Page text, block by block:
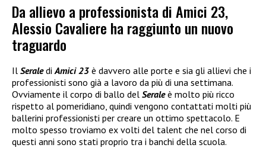
Da allievo a professionista di Amici 23,
Alessio Cavaliere ha raggiunto un nuovo
traguardo
Il SeralediAmici 23 è davvero alle porte e sia gli allievi che i
professionisti sono già a lavoro da più di una settimana.
Ovviamente il corpo di ballo del Seraleè molto più ricco
rispetto al pomeridiano, quindi vengono contattati molti più
ballerini professionisti per creare un ottimo spettacolo. E
molto spesso troviamo ex volti del talent che nel corso di
questi anni sono stati proprio tra i banchi della scuola.